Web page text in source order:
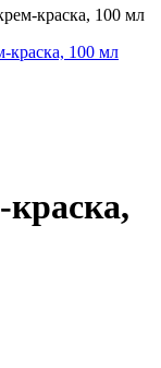
краска, 100 мл